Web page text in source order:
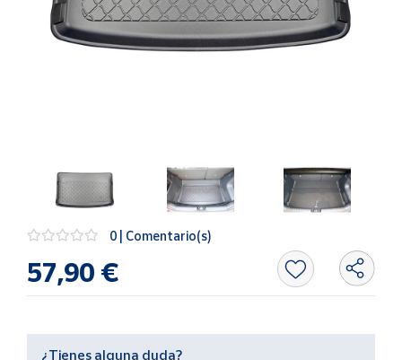
de Correos
Productos
0 | Comentario(s)
57,90 €
¿Tienes alguna duda?